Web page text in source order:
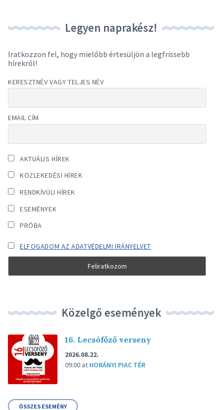
Legyen naprakész!
Iratkozzon fel, hogy mielőbb értesüljön a legfrissebb
hírekről!
KERESZTNÉV VAGY TELJES NÉV
EMAIL CÍM
AKTUÁLIS HÍREK
KÖZLEKEDÉSI HÍREK
RENDKÍVÜLI HÍREK
ESEMÉNYEK
PRÓBA
ELFOGADOM AZ ADATVÉDELMI IRÁNYELVET
Közelgő események
16. Lecsófőző verseny
2026.08.22.
09:00 at HORÁNYI PIAC TÉR
ÖSSZES ESEMÉNY